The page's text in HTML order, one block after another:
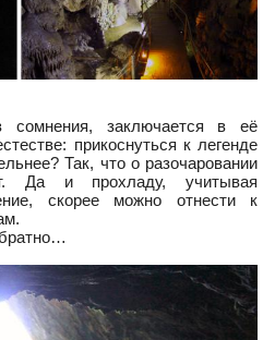
заключается в её
прикоснуться к легенде
Так, что о разочаровании
и прохладу, учитывая
скорее можно отнести к